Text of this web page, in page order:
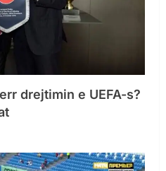
drejtimin e UEFA-s?